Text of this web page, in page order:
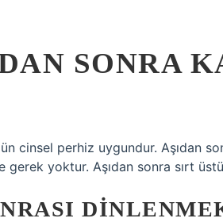
SONRA
cinsel perhiz uygundur. Aşıdan
yoktur. Aşıdan sonra sırt